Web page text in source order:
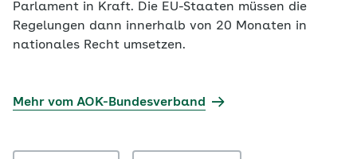
Parlament in Kraft. Die EU-Staaten müssen die
Regelungen dann innerhalb von 20 Monaten in
nationales Recht umsetzen.
Mehr vom AOK-Bundesverband